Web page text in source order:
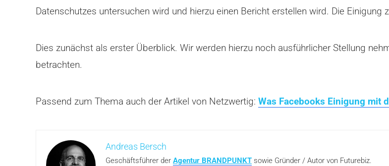
Datenschutzes untersuchen wird und hierzu einen Bericht erstellen wird. Die
Dies zunächst als erster Überblick. Wir werden hierzu noch ausführlicher Stellung
betrachten.
Passend zum Thema auch der Artikel von Netzwertig: Was Facebooks Einigung mit
Andreas Bersch
Geschäftsführer der Agentur BRANDPUNKT sowie Gründer / Autor von Futurebiz.